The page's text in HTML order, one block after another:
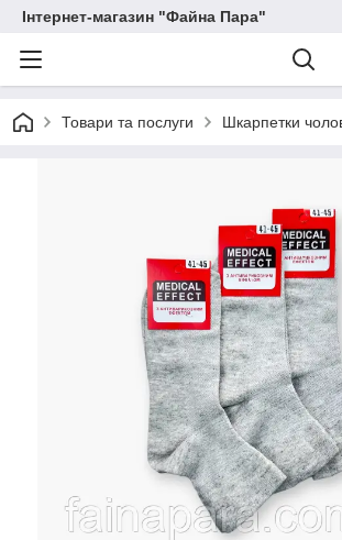
Інтернет-магазин "Файна Пара"
Товари та послуги Шкарпетки